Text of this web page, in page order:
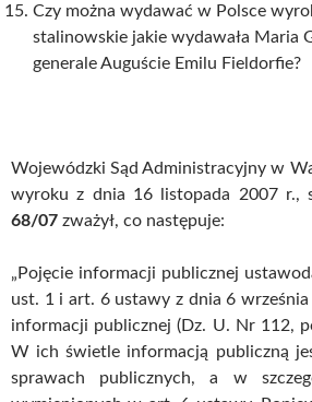
Czy można wydawać w Polsce
stalinowskie jakie wydawała Maria
generale Auguście Emilu Fieldorfie?
Wojewódzki Sąd Administracyjny w
wyroku z dnia 16 listopada 2007 r.,
68/07 zważył, co następuje:
„Pojęcie informacji publicznej
ust. 1 i art. 6 ustawy z dnia 6
informacji publicznej (Dz. U. Nr 112,
W ich świetle informacją publiczną
sprawach publicznych, a w